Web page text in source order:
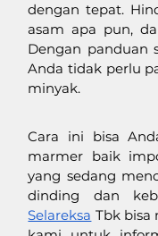
dengan tepat.
asam apa pun,
Dengan panduan
Anda tidak perlu
minyak.
Cara ini bisa
marmer baik
yang sedang
dinding dan
Selareksa Tbk bisa